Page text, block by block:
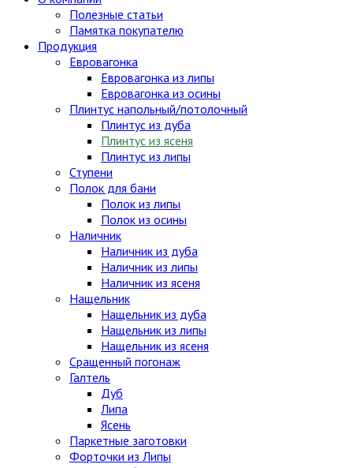
Полезные статьи
Памятка покупателю
Продукция
Евровагонка
Евровагонка из липы
Евровагонка из осины
Плинтус напольный/потолочный
Плинтус из дуба
Плинтус из ясеня
Плинтус из липы
Ступени
Полок для бани
Полок из липы
Полок из осины
Наличник
Наличник из дуба
Наличник из липы
Наличник из ясеня
Нащельник
Нащельник из дуба
Нащельник из липы
Нащельник из ясеня
Сращенный погонаж
Галтель
Дуб
Липа
Ясень
Паркетные заготовки
Форточки из Липы